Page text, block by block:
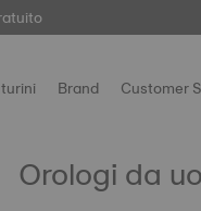
informazioni di prodotto e
Brand Customer
Orologi da